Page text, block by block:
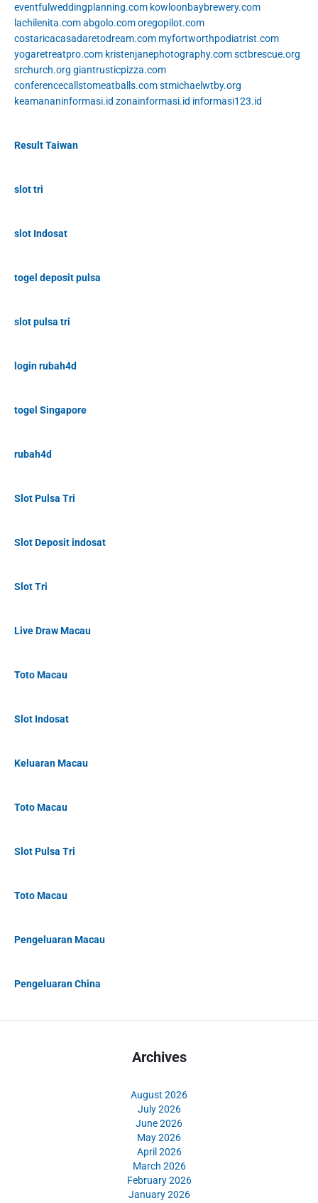
eventfulweddingplanning.com kowloonbaybrewery.com
lachilenita.comabgolo.comoregopilot.com
costaricacasadaretodream.com myfortworthpodiatrist.com
yogaretreatpro.com kristenjanephotography.comsctbrescue.org
srchurch.org giantrusticpizza.com
conferencecallstomeatballs.comstmichaelwtby.org
keamananinformasi.id zonainformasi.id informasi123.id
Result Taiwan
slot tri
slot Indosat
togel deposit pulsa
slot pulsa tri
login rubah4d
togel Singapore
rubah4d
Slot Pulsa Tri
Slot Deposit indosat
Slot Tri
Live Draw Macau
Toto Macau
Slot Indosat
Keluaran Macau
Toto Macau
Slot Pulsa Tri
Toto Macau
Pengeluaran Macau
Pengeluaran China
Archives
August 2026
July 2026
June 2026
May 2026
April 2026
March 2026
February 2026
January 2026